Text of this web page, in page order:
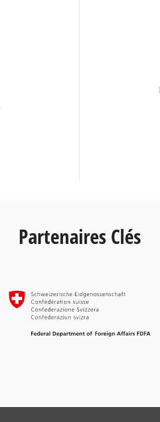
Partenaires Clés